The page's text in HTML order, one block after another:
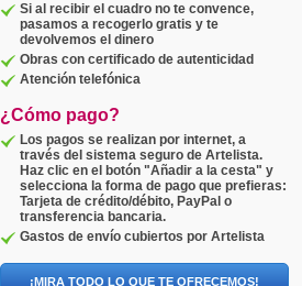
Si al recibir el cuadro no te convence,
pasamos a recogerlo gratis y te
devolvemos el dinero
Obras con certificado de autenticidad
Atención telefónica
¿Cómo pago?
Los pagos se realizan por internet, a
través del sistema seguro de Artelista.
Haz clic en el botón "Añadir a la cesta" y
selecciona la forma de pago que prefieras:
Tarjeta de crédito/débito, PayPal o
transferencia bancaria.
Gastos de envío cubiertos por Artelista
¡MIRA TODO LO QUE TE OFRECEMOS!